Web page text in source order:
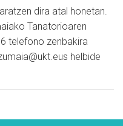
dira atal honetan.
Tanatorioaren
telefono zenbakira
helbide